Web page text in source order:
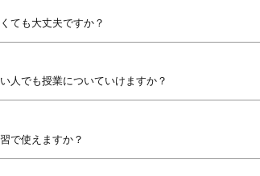
ても大丈夫ですか？
人でも授業についていけますか？
で使えますか？